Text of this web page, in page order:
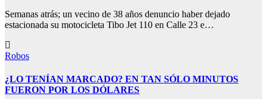
Semanas atrás; un vecino de 38 años denuncio haber dejado
estacionada su motocicleta Tibo Jet 110 en Calle 23 e…
Robos
¿LO TENÍAN MARCADO? EN TAN SÓLO MINUTOS
FUERON POR LOS DÓLARES